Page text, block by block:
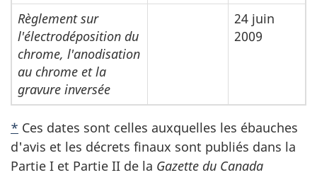
Règlement sur
l'électrodéposition du
chrome, l'anodisation
au chrome et la
gravure inversée
24 juin
2009
* Ces dates sont celles auxquelles les ébauches
d'avis et les décrets finaux sont publiés dans la
Partie I et Partie II de la Gazette du Canada